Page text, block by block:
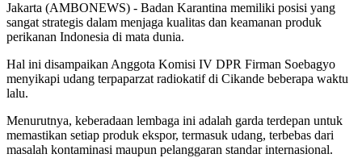
Jakarta (AMBONEWS) - Badan Karantina memiliki posisi yang
sangat strategis dalam menjaga kualitas dan keamanan produk
perikanan Indonesia di mata dunia.
Hal ini disampaikan Anggota Komisi IV DPR Firman Soebagyo
menyikapi udang terpaparzat radiokatif di Cikande beberapa waktu
lalu.
Menurutnya, keberadaan lembaga ini adalah garda terdepan untuk
memastikan setiap produk ekspor, termasuk udang, terbebas dari
masalah kontaminasi maupun pelanggaran standar internasional.